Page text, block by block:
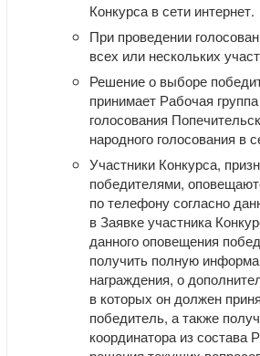
Конкурса в сети интернет.
При проведении
всех или нескольких
Решение о выборе
принимает Рабочая
голосования
народного голосования в
Участники Конкурса,
победителями,
по телефону согласно
в Заявке участника
данного оповещения
получить полную
награждения, о
в которых он должен
победитель, а также
координатора из состава